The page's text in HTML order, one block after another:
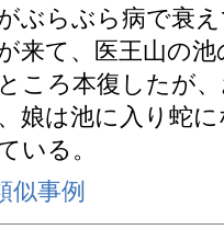
ぶらぶら病で衰
来て、医王山の
ころ本復したが
娘は池に入り蛇
いる。
似事例